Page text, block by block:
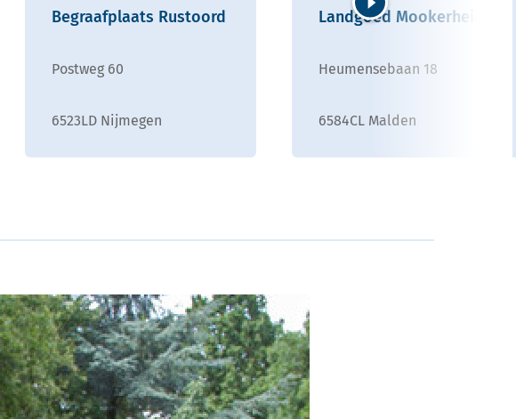
Begraafplaats Rustoord
Postweg 60
6523LD Nijmegen
Landgoed Mookerheide
Heumensebaan 18
6584CL Malden
Volgende